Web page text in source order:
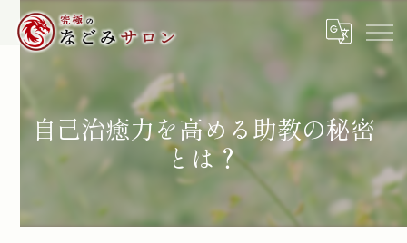
自己治癒力を高める助教の秘密
とは？